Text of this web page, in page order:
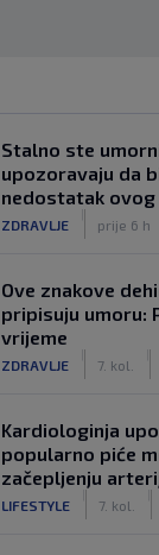
Stalno ste
upozoravaju da
nedostatak
ZDRAVLJE prije 6 h
Ove znakove
pripisuju umoru:
vrijeme
ZDRAVLJE 7. kol.
Kardiologinja
popularno piće
začepljenju
LIFESTYLE 7. kol.